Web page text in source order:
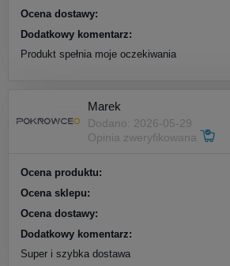
Ocena dostawy:
Dodatkowy komentarz:
Produkt spełnia moje oczekiwania
Marek
Dodano: 2026-05-29
Opinia zweryfikowana
Ocena produktu:
Ocena sklepu:
Ocena dostawy:
Dodatkowy komentarz:
Super i szybka dostawa